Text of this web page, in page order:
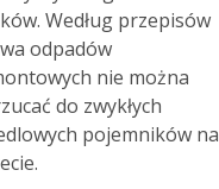
Według przepisów
odpadów
nie można
do zwykłych
pojemników na